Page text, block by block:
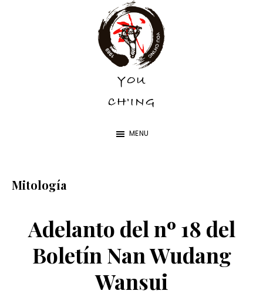
YOU
CH'ING
YOU
CH'ING
MENU
Mitología
Adelanto del nº 18 del
Boletín Nan Wudang
Wansui